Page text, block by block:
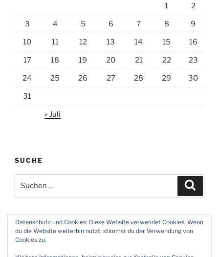
1 2
3 4 5 6 7 8 9
10 11 12 13 14 15 16
17 18 19 20 21 22 23
24 25 26 27 28 29 30
31
« Juli
SUCHE
nach:
Twitter
Datenschutz und Cookies: Diese Website verwendet Cookies. Wenn
du die Website weiterhin nutzt, stimmst du der Verwendung von
Cookies zu.